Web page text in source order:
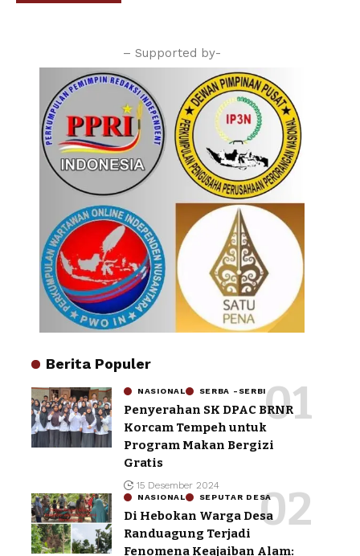
– Supported by-
Berita Populer
NASIONAL SERBA -SERBI
Penyerahan SK DPAC BRNR
Korcam Tempeh untuk
Program Makan Bergizi
Gratis
15 Desember 2024
NASIONAL SEPUTAR DESA
Di Hebokan Warga Desa
Randuagung Terjadi
Fenomena Keajaiban Alam: